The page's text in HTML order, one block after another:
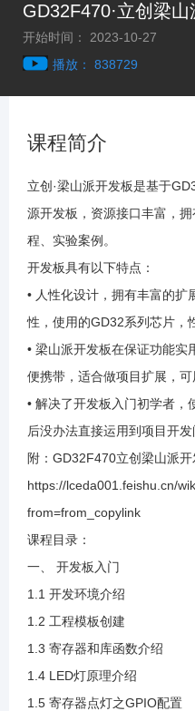
1.7
1.10
1.12 串口
1.13
1.14 串
1.15 串
1.16 独立
1.19 外部
GD32F470·立创梁
开始时间： 2023-10-27
播放： 838729
课程简介
立创·梁山派开发板是基于
源开发板，资源接口丰富，
程、实验案例。
开发板具有以下特点：
• 人性化设计，拥有丰富的扩
性，使用的GD32系列芯片，
• 梁山派开发板在保证功能
便携带，适合做项目扩展，
• 解决了开发板入门初学者
后没办法直接运用到项目开发
附：GD32F470立创梁山派
https://lceda001.feishu.cn/
from=from_copylink
课程目录：
一、 开发板入门
1.1 开发环境介绍
1.2 工程模板创建
1.3 寄存器和库函数介绍
1.4 LED灯原理介绍
1.5 寄存器点灯之GPIO配置